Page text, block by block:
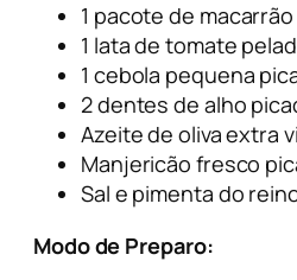
1 pacote de
1 lata de tomate
1 cebola pequena
2 dentes de alho
Azeite de oliva extra
Manjericão fresco
Sal e pimenta do
Modo de Preparo: